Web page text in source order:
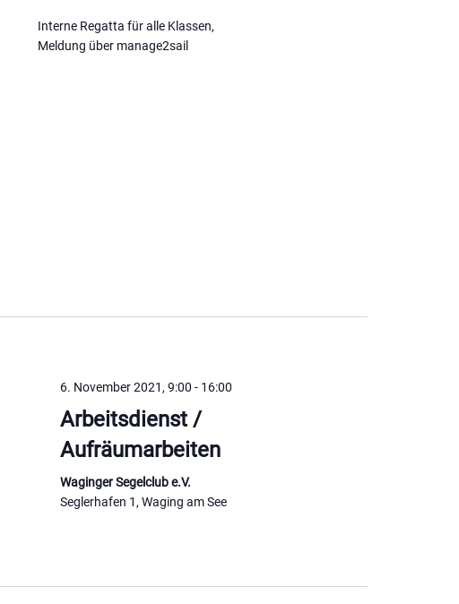
Interne Regatta für alle Klassen,
Meldung über manage2sail
6. November 2021, 9:00 - 16:00
Arbeitsdienst /
Aufräumarbeiten
Waginger Segelclub e.V.
Seglerhafen 1, Waging am See